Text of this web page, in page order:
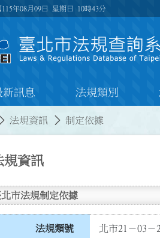
115年08月09日 星期日 10時43分
新訊息 法規類別
法規資訊 制定依據
規資訊
市法規制定依據
法規類號 北市21－03－